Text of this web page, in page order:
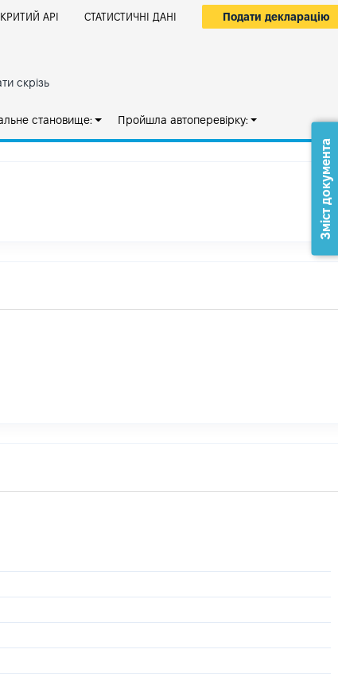
АРІ СТАТИСТИЧНІ ДАНІ Подати декларацію
скрізь
становище: Пройшла автоперевірку:
Зміст документа